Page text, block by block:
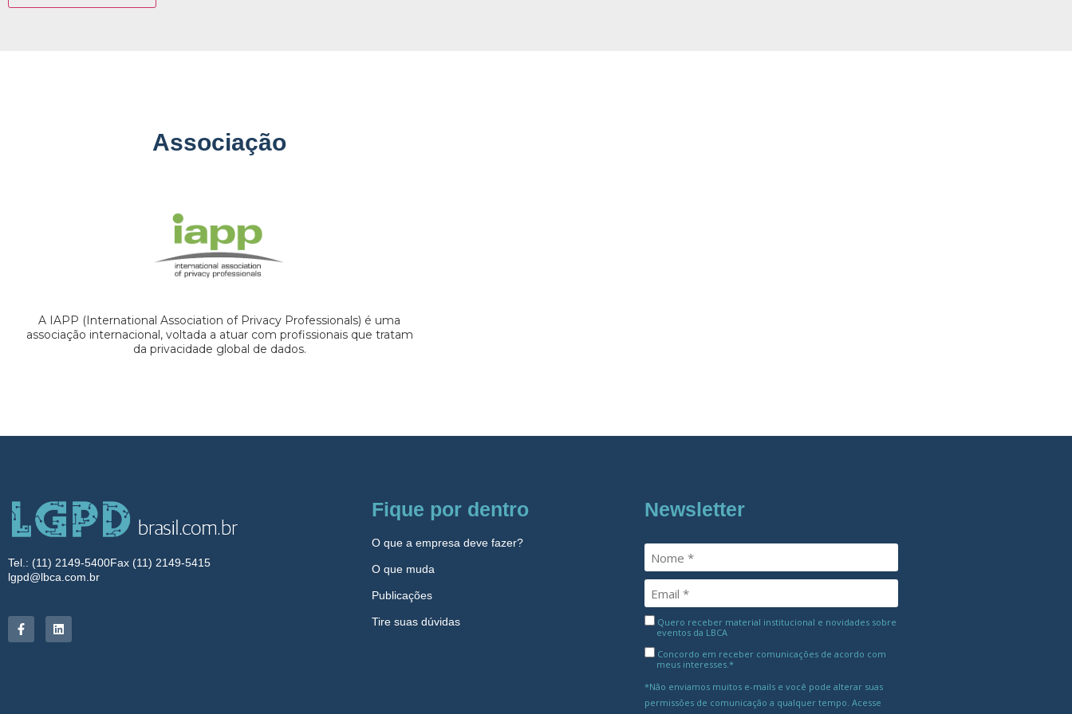
Associação
A IAPP (International Association of Privacy Professionals) é uma
associação internacional, voltada a atuar com profissionais que tratam
da privacidade global de dados.
Tel.: (11) 2149-5400Fax (11) 2149-5415
lgpd@lbca.com.br
Fique por dentro
O que a empresa deve fazer?
O que muda
Publicações
Tire suas dúvidas
Newsletter
Quero receber material institucional e novidades sobre
eventos da LBCA
Concordo em receber comunicações de acordo com
meus interesses.*
*Não enviamos muitos e-mails e você pode alterar suas
permissões de comunicação a qualquer tempo. Acesse